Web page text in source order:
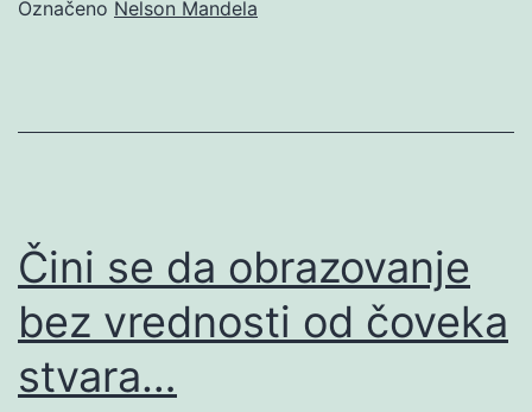
Označeno Nelson Mandela
Čini se da obrazovanje
bez vrednosti od čoveka
stvara…